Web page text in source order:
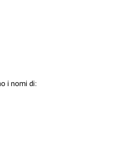
i nomi di: